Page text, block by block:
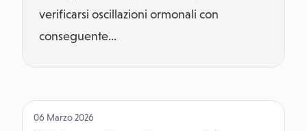
verificarsi oscillazioni ormonali con
conseguente...
06 Marzo 2026